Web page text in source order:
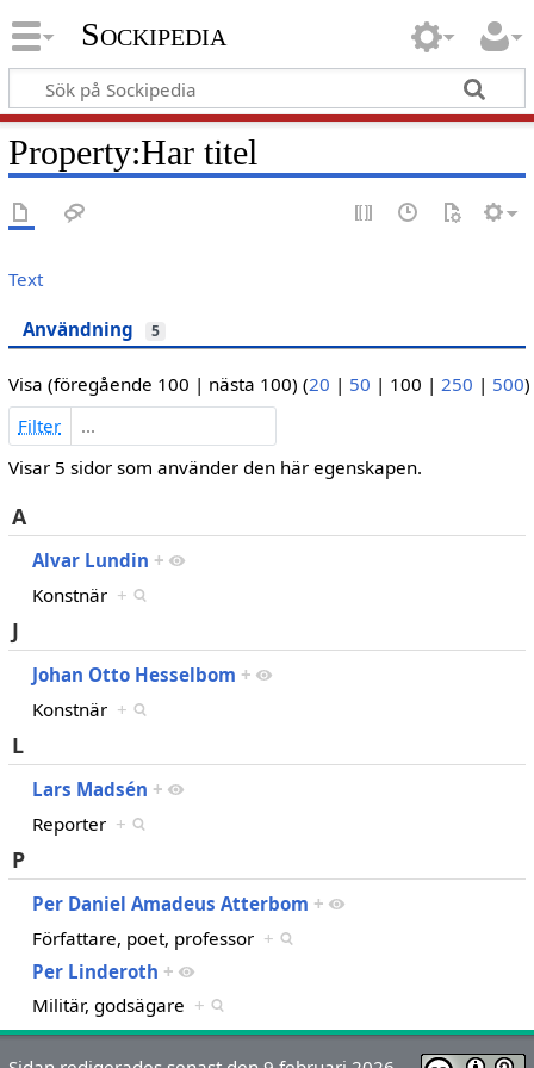
Sockipedia
Property:Har titel
Text
Användning 5
Visa (föregående 100 | nästa 100) (20 | 50 | 100 | 250 | 500)
Filter
Visar 5 sidor som använder den här egenskapen.
A
Alvar Lundin +
Konstnär +
J
Johan Otto Hesselbom +
Konstnär +
L
Lars Madsén +
Reporter +
P
Per Daniel Amadeus Atterbom +
Författare, poet, professor +
Per Linderoth +
Militär, godsägare +